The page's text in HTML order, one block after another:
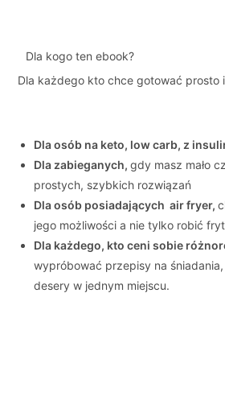
Dla kogo ten ebook?
Dla każdego kto chce gotować prosto
Dla osób na keto, low carb, z
Dla zabieganych,gdy masz mało
prostych, szybkich rozwiązań
Dla osób posiadających air fryer,
jego możliwości a nie tylko robić
Dla każdego, kto ceni sobie
wypróbować przepisy na
desery w jednym miejscu.